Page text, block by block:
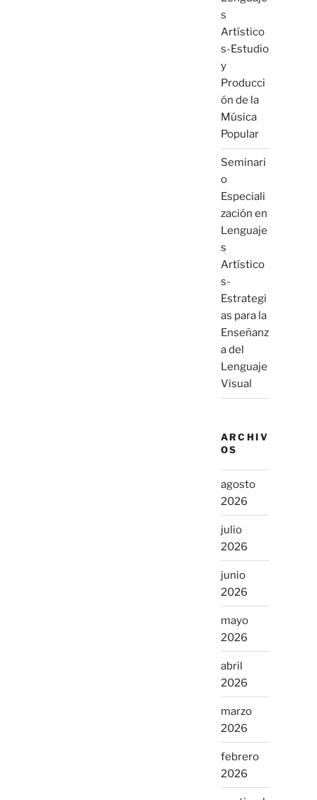
s
Artístico
s-Estudio
y
Producci
ón de la
Música
Popular
Seminari
o
Especiali
zación en
Lenguaje
s
Artístico
s-
Estrategi
as para la
Enseñanz
a del
Lenguaje
Visual
ARCHIV
OS
agosto
2026
julio
2026
junio
2026
mayo
2026
abril
2026
marzo
2026
febrero
2026